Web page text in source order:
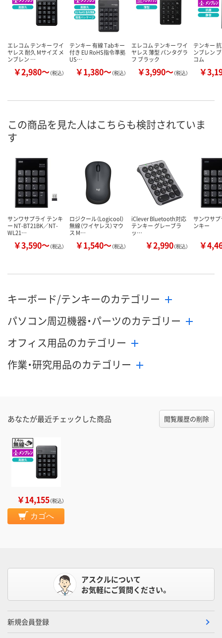
エレコム テンキー ワイ
ヤレス 耐久 Mサイズ メ
ンブレン …
￥2,980～（税込）
テンキー 有線 Tabキー
付き EU RoHS指令準拠
US…
￥1,380～（税込）
エレコム テンキー ワイ
ヤレス 薄型 パンタグラ
フ ブラック
￥3,990～（税込）
テンキー
ンブレン
コム
￥
この商品を見た人はこちらも検討されていま
す
サンワサプライ テンキ
ー NT-BT21BK／NT-
WL21…
￥3,590～（税込）
ロジクール（Logicool）
無線（ワイヤレス）マウ
ス M…
￥1,540～（税込）
iClever Bluetooth対応
テンキー グレーブラ
ッ…
￥2,990（税込）
サンワサプ
ンキー
￥
キーボード/テンキーのカテゴリー
パソコン周辺機器・パーツのカテゴリー
オフィス用品のカテゴリー
作業・研究用品のカテゴリー
あなたが最近チェックした商品 閲覧履歴の削除
￥14,155（税込）
カゴへ
アスクルについて
お気軽にご質問ください。
新規会員登録